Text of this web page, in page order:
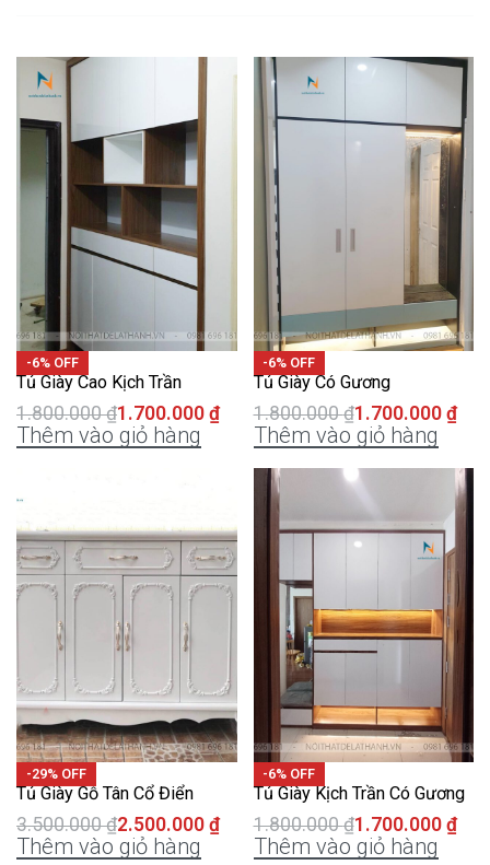
-6% OFF
Tủ Giày Cao Kịch Trần
1.800.000₫1.700.000 ₫
Thêm vào giỏ hàng
-6% OFF
Tủ Giày Có Gương
1.800.000₫1.700.000 ₫
Thêm vào giỏ hàng
-29% OFF
Tủ Giày Gỗ Tân Cổ Điển
3.500.000₫2.500.000 ₫
Thêm vào giỏ hàng
-6% OFF
Tủ Giày Kịch Trần Có Gương
1.800.000₫1.700.000 ₫
Thêm vào giỏ hàng